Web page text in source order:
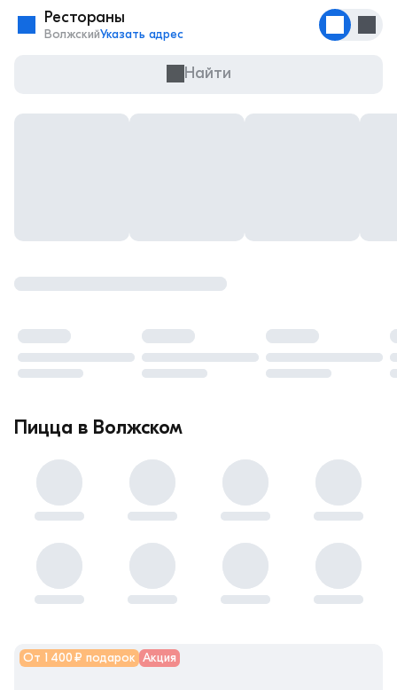
Рестораны
ВолжскийУказать адрес
Найти
Пицца в Волжском
От 1 400 ₽ подарок Акция